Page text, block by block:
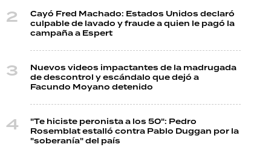
Cayó Fred Machado: Estados Unidos declaró
culpable de lavado y fraude a quien le pagó la
campaña a Espert
Nuevos videos impactantes de la madrugada
de descontrol y escándalo que dejó a
Facundo Moyano detenido
"Te hiciste peronista a los 50": Pedro
Rosemblat estalló contra Pablo Duggan por la
"soberanía" del país